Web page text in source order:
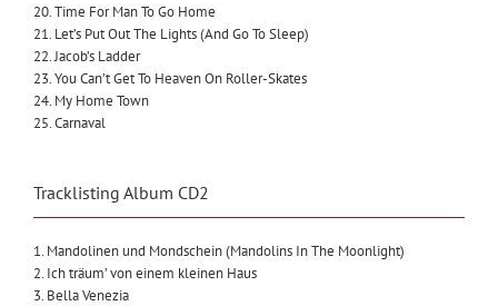
20. Time For Man To Go Home
21. Let’s Put Out The Lights (And Go To Sleep)
22. Jacob’s Ladder
23. You Can’t Get To Heaven On Roller-Skates
24. My Home Town
25. Carnaval
Tracklisting Album CD2
1. Mandolinen und Mondschein (Mandolins In The Moonlight)
2. Ich träum’ von einem kleinen Haus
3. Bella Venezia